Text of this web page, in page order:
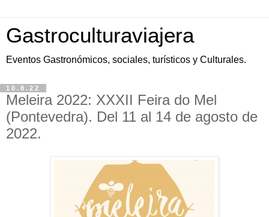
Gastroculturaviajera
Eventos Gastronómicos, sociales, turísticos y Culturales.
10.8.22
Meleira 2022: XXXII Feira do Mel
(Pontevedra). Del 11 al 14 de agosto de
2022.